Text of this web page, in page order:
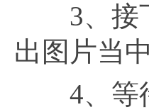
3、接下
出图片当
4、等待